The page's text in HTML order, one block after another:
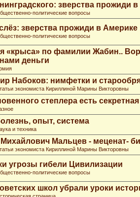
зверства прожиди
политические вопросы
зверства прожиди в Америке
политические вопросы
«крыса» по фамилии Жабин..
деньги
Набоков: нимфетки и
экономиста Кириллиной Марины Викторовны
степлера есть
опыт, система
и техника
Мальцев - меценат-
экономиста Кириллиной Марины Викторовны
угрозы гибели Цивилизации
политические вопросы
школ убрали уроки